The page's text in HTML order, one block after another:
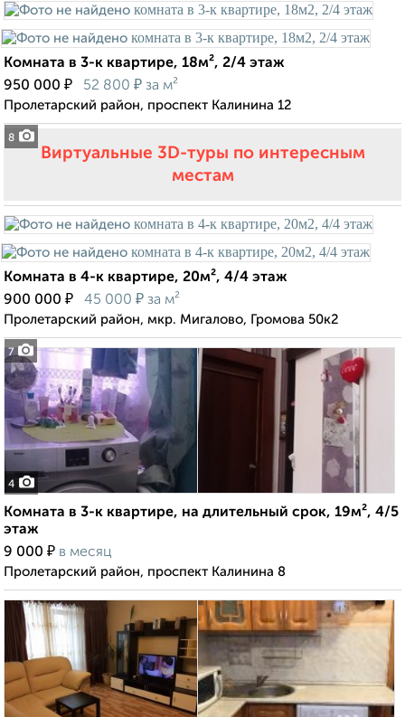
8
Комната в 3-к квартире, 18м², 2/4 этаж
950 000 ₽ 52 800 ₽ за м²
Пролетарский район, проспект Калинина 12
Виртуальные 3D-туры по интересным
местам
7
Комната в 4-к квартире, 20м², 4/4 этаж
900 000 ₽ 45 000 ₽ за м²
Пролетарский район, мкр. Мигалово, Громова 50к2
4
Комната в 3-к квартире, на длительный срок, 19м², 4/5
этаж
9 000 ₽ в месяц
Пролетарский район, проспект Калинина 8